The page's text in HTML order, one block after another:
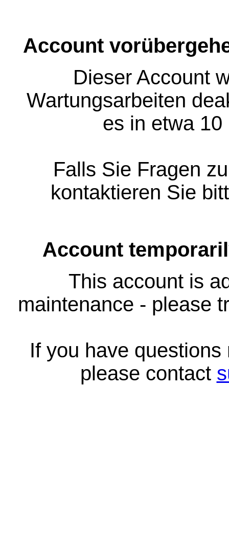
Account
Dieser Account
Wartungsarbeiten
es in etwa
Falls Sie Fragen
kontaktieren Sie
Account
This account is
maintenance - please
If you have
please contact